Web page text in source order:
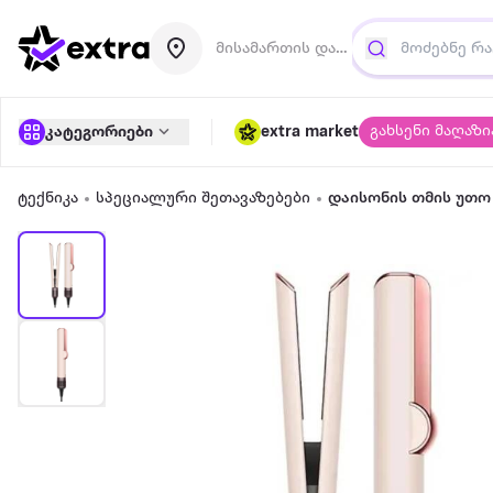
მისამართის დამატება
კატეგორიები extra market გახსენი
ტექნიკა სპეციალური შეთავაზებები დაისონის თმის უთო